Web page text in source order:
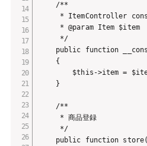
    /**
* ItemController
     * @param Item $item
     */
public function
    {
$this->item =
    }
    /**
     * 商品登録
     */
public function